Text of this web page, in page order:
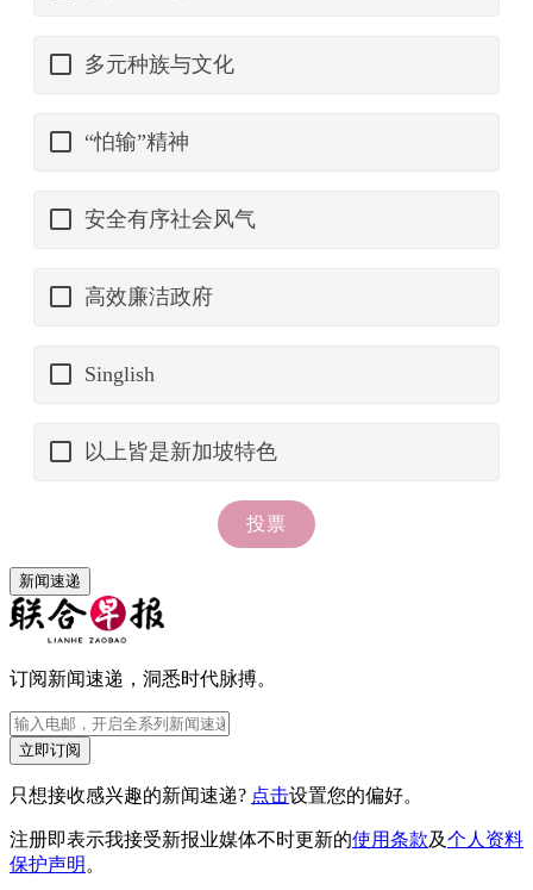
新闻速递
订阅新闻速递，洞悉时代脉搏。
立即订阅
只想接收感兴趣的新闻速递? 点击设置您的偏好。
注册即表示我接受新报业媒体不时更新的使用条款及个人资料
保护声明 。